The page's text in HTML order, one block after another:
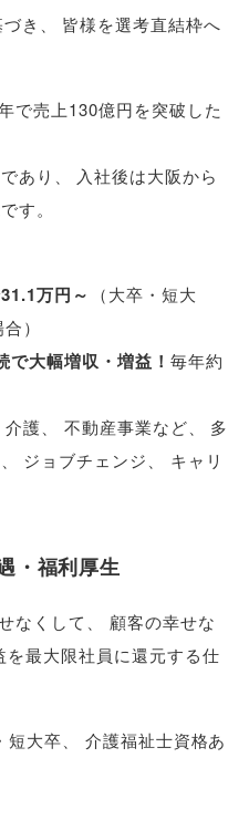
き 、 皆様を選考直結枠へ
で売上130億円を突破した
あり 、
入社後は大阪から
す。
万円～ （大卒・短大
）
で大幅増収・増益！ 毎年約
介護、 不動産事業など、
多
、 ジョブチェンジ、
キャリ
・福利厚生
なくして 、
顧客の幸せな
を最大限社員に還元する仕
短大卒、
介護福祉士資格あ